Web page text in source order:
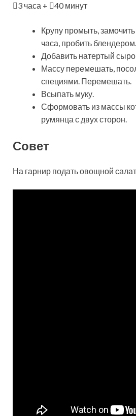
3 часа + 40 минут
Крупу промыть,
часа, пробить блендером.
Добавить натертый
Массу перемешать,
специями. Перемешать.
Всыпать муку.
Сформовать из массы
румянца с двух сторон.
Совет
На гарнир подать овощной